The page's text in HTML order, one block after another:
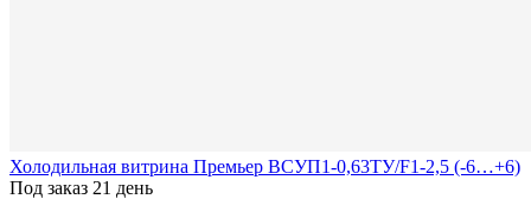
Холодильная витрина Премьер ВСУП1-0,63ТУ/F1-2,5 (-6…+6)
Под заказ 21 день